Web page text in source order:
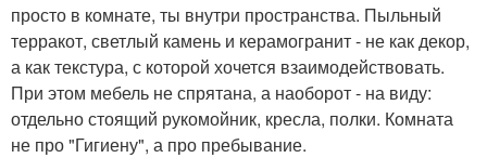
просто в комнате, ты внутри пространства. Пыльный
терракот, светлый камень и керамогранит - не как декор,
а как текстура, с которой хочется взаимодействовать.
При этом мебель не спрятана, а наоборот - на виду:
отдельно стоящий рукомойник, кресла, полки. Комната
не про "Гигиену", а про пребывание.